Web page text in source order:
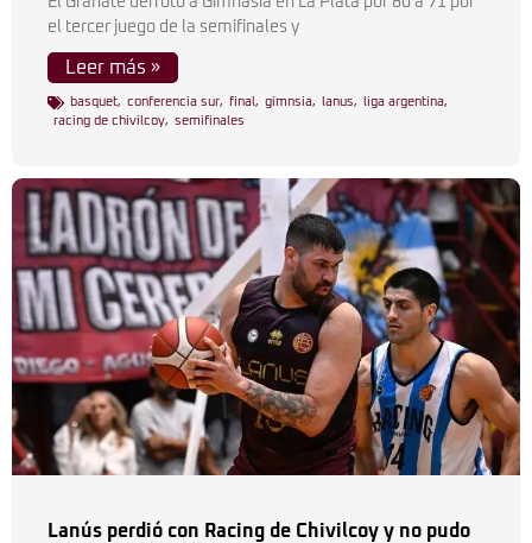
el tercer juego de la semifinales y
Leer más »
basquet, conferencia sur, final , gimnsia, lanus, liga argentina,
racing de chivilcoy, semifinales
Lanús perdió con Racing de Chivilcoy y no pudo